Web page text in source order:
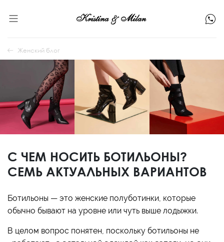
Женский блог
С ЧЕМ НОСИТЬ БОТИЛЬОНЫ?
СЕМЬ АКТУАЛЬНЫХ ВАРИАНТОВ
Ботильоны — это женские полуботинки, которые
обычно бывают на уровне или чуть выше лодыжки.
В целом вопрос понятен, поскольку ботильоны не